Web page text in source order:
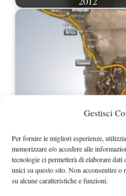
Gestisci
Per fornire le migliori esperienze,
memorizzare e/o accedere alle
tecnologie ci permetterà di elaborare
unici su questo sito. Non acconsentire
su alcune caratteristiche e funzioni.
Alla Dakar 2013 la
dominata da